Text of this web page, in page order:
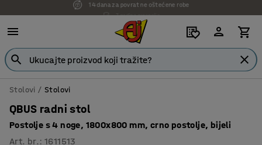
7 godina garancije
Stolovi Stolovi
QBUS radni stol
Postolje s 4 noge, 1800x800 mm, crno postolje, bijeli
Art. br. :1611513